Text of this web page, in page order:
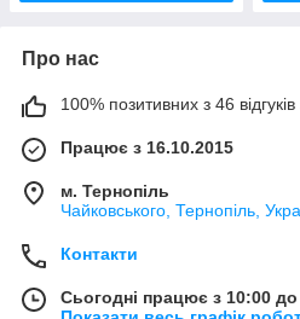
Про нас
100% позитивних з 46 відгуків
Працює з 16.10.2015
м. Тернопіль
Чайковського, Тернопіль,
Контакти
Сьогодні працює з 10:00